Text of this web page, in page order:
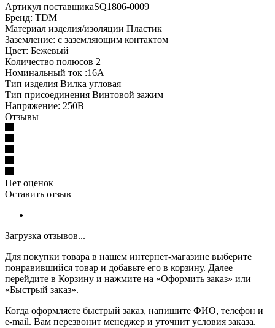
Артикул поставщикаSQ1806-0009
Бренд: TDM
Материал изделия/изоляции Пластик
Заземление: с заземляющим контактом
Цвет: Бежевый
Количество полюсов 2
Номинальный ток :16А
Тип изделия Вилка угловая
Тип присоединения Винтовой зажим
Напряжение: 250В
Отзывы
Нет оценок
Оставить отзыв
Загрузка отзывов...
Для покупки товара в нашем интернет-магазине выберите
понравившийся товар и добавьте его в корзину. Далее
перейдите в Корзину и нажмите на «Оформить заказ» или
«Быстрый заказ».
Когда оформляете быстрый заказ, напишите ФИО, телефон и
e-mail. Вам перезвонит менеджер и уточнит условия заказа.